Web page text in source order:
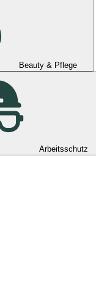
Beauty & Pflege
Arbeitsschutz